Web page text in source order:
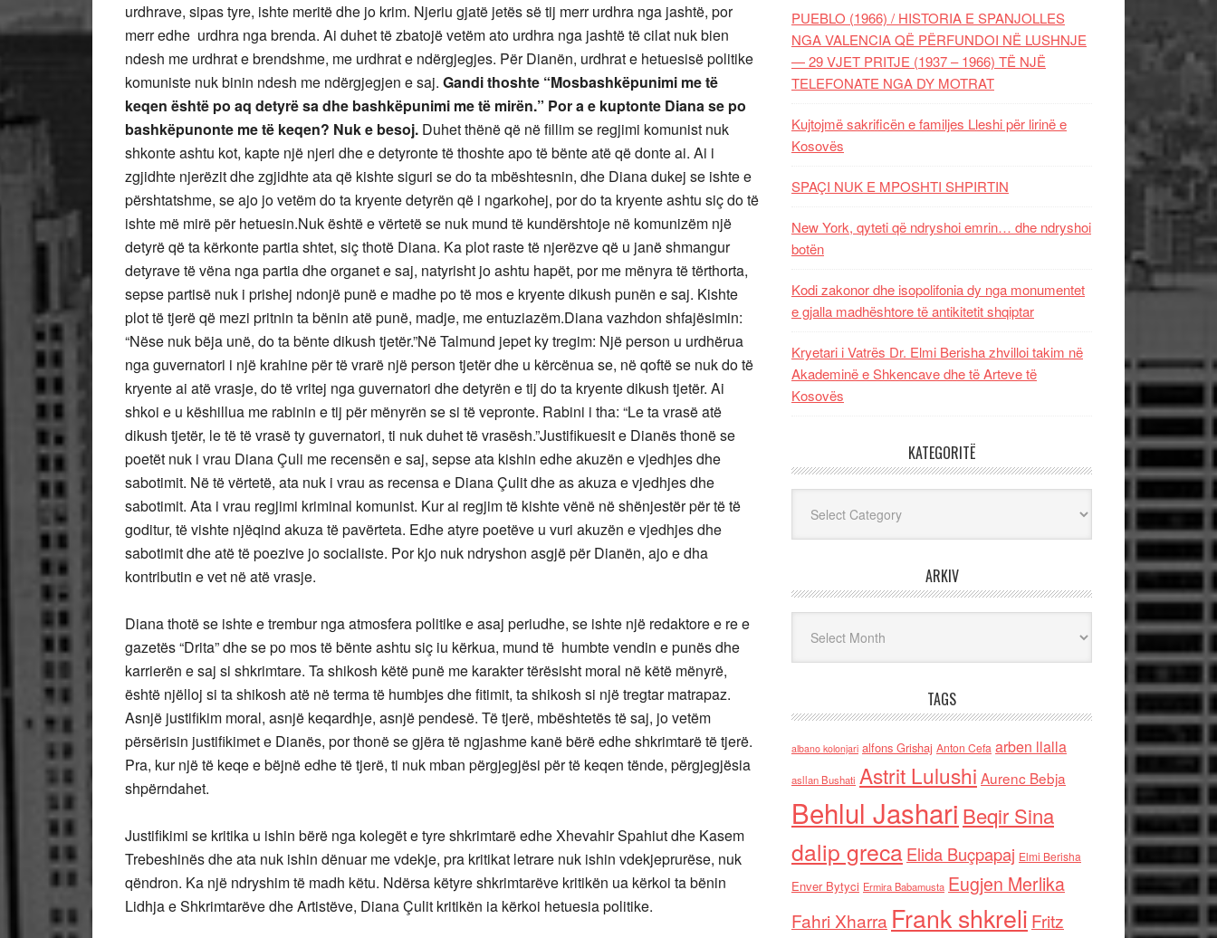
urdhrave, sipas tyre, ishte meritë dhe jo krim. Njeriu gjatë jetës së tij merr urdhra nga jashtë, por
merr edhe urdhra nga brenda. Ai duhet të zbatojë vetëm ato urdhra nga jashtë të cilat nuk bien
ndesh me urdhrat e brendshme, me urdhrat e ndërgjegjes. Për Dianën, urdhrat e hetuesisë politike
komuniste nuk binin ndesh me ndërgjegjen e saj. Gandi thoshte “Mosbashkëpunimi me të
keqen është po aq detyrë sa dhe bashkëpunimi me të mirën.” Por a e kuptonte Diana se po
bashkëpunonte me të keqen? Nuk e besoj. Duhet thënë që në fillim se regjimi komunist nuk
shkonte ashtu kot, kapte një njeri dhe e detyronte të thoshte apo të bënte atë që donte ai. Ai i
zgjidhte njerëzit dhe zgjidhte ata që kishte siguri se do ta mbështesnin, dhe Diana dukej se ishte e
përshtatshme, se ajo jo vetëm do ta kryente detyrën që i ngarkohej, por do ta kryente ashtu siç do të
ishte më mirë për hetuesin.Nuk është e vërtetë se nuk mund të kundërshtoje në komunizëm një
detyrë që ta kërkonte partia shtet, siç thotë Diana. Ka plot raste të njerëzve që u janë shmangur
detyrave të vëna nga partia dhe organet e saj, natyrisht jo ashtu hapët, por me mënyra të tërthorta,
sepse partisë nuk i prishej ndonjë punë e madhe po të mos e kryente dikush punën e saj. Kishte
plot të tjerë që mezi pritnin ta bënin atë punë, madje, me entuziazëm.Diana vazhdon shfajësimin:
“Nëse nuk bëja unë, do ta bënte dikush tjetër.”Në Talmund jepet ky tregim: Një person u urdhërua
nga guvernatori i një krahine për të vrarë një person tjetër dhe u kërcënua se, në qoftë se nuk do të
kryente ai atë vrasje, do të vritej nga guvernatori dhe detyrën e tij do ta kryente dikush tjetër. Ai
shkoi e u këshillua me rabinin e tij për mënyrën se si të vepronte. Rabini i tha: “Le ta vrasë atë
dikush tjetër, le të të vrasë ty guvernatori, ti nuk duhet të vrasësh.”Justifikuesit e Dianës thonë se
poetët nuk i vrau Diana Çuli me recensën e saj, sepse ata kishin edhe akuzën e vjedhjes dhe
sabotimit. Në të vërtetë, ata nuk i vrau as recensa e Diana Çulit dhe as akuza e vjedhjes dhe
sabotimit. Ata i vrau regjimi kriminal komunist. Kur ai regjim të kishte vënë në shënjestër për të të
goditur, të vishte njëqind akuza të pavërteta. Edhe atyre poetëve u vuri akuzën e vjedhjes dhe
sabotimit dhe atë të poezive jo socialiste. Por kjo nuk ndryshon asgjë për Dianën, ajo e dha
kontributin e vet në atë vrasje.
Diana thotë se ishte e trembur nga atmosfera politike e asaj periudhe, se ishte një redaktore e re e
gazetës “Drita” dhe se po mos të bënte ashtu siç iu kërkua, mund të humbte vendin e punës dhe
karrierën e saj si shkrimtare. Ta shikosh këtë punë me karakter tërësisht moral në këtë mënyrë,
është njëlloj si ta shikosh atë në terma të humbjes dhe fitimit, ta shikosh si një tregtar matrapaz.
Asnjë justifikim moral, asnjë keqardhje, asnjë pendesë. Të tjerë, mbështetës të saj, jo vetëm
përsërisin justifikimet e Dianës, por thonë se gjëra të ngjashme kanë bërë edhe shkrimtarë të tjerë.
Pra, kur një të keqe e bëjnë edhe të tjerë, ti nuk mban përgjegjësi për të keqen tënde, përgjegjësia
shpërndahet.
Justifikimi se kritika u ishin bërë nga kolegët e tyre shkrimtarë edhe Xhevahir Spahiut dhe Kasem
Trebeshinës dhe ata nuk ishin dënuar me vdekje, pra kritikat letrare nuk ishin vdekjeprurëse, nuk
qëndron. Ka një ndryshim të madh këtu. Ndërsa këtyre shkrimtarëve kritikën ua kërkoi ta bënin
Lidhja e Shkrimtarëve dhe Artistëve, Diana Çulit kritikën ia kërkoi hetuesia politike.
PUEBLO (1966) / HISTORIA E SPANJOLLES
NGA VALENCIA QË PËRFUNDOI NË LUSHNJE
— 29 VJET PRITJE (1937 – 1966) TË NJË
TELEFONATE NGA DY MOTRAT
Kujtojmë sakrificën e familjes Lleshi për lirinë e
Kosovës
SPAÇI NUK E MPOSHTI SHPIRTIN
New York, qyteti që ndryshoi emrin… dhe ndryshoi
botën
Kodi zakonor dhe isopolifonia dy nga monumentet
e gjalla madhështore të antikitetit shqiptar
Kryetari i Vatrës Dr. Elmi Berisha zhvilloi takim në
Akademinë e Shkencave dhe të Arteve të
Kosovës
KATEGORITË
ARKIV
TAGS
albano kolonjari alfons Grishaj Anton Cefa arben llalla
asllan Bushati Astrit Lulushi Aurenc Bebja
Behlul Jashari Beqir Sina
dalip grecaElida Buçpapaj Elmi Berisha
Enver Bytyci Ermira Babamusta Eugjen Merlika
Fahri Xharra Frank shkreli Fritz